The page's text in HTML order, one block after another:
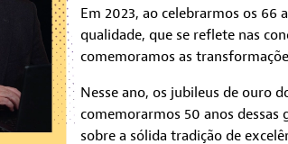
Em 2023, ao celebrarmos os 66
qualidade, que se reflete nas
comemoramos as
Nesse ano, os jubileus de ouro
comemorarmos 50 anos dessas
sobre a sólida tradição de